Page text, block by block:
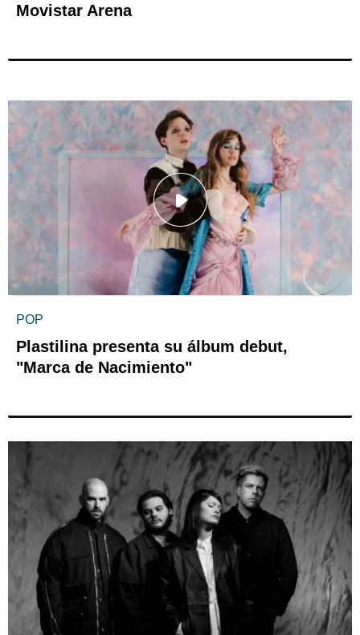
Movistar Arena
POP
Plastilina presenta su álbum debut,
"Marca de Nacimiento"